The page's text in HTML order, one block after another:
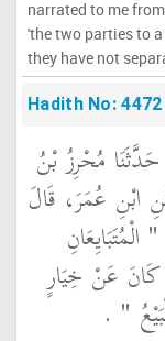
narrated to me
'the two parties to
they have not
Hadith No: 4472
مُحْرِزُ بْنُ
ابْنِ عُمَرَ، قَالَ
"‏ الْمُتَبَايِعَانِ
كَانَ عَنْ خِيَارٍ
‏"
‏ ‏.‏